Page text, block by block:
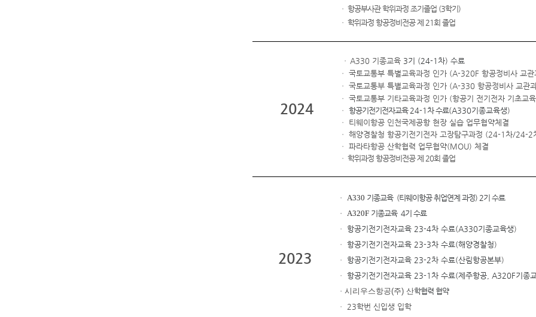
ㆍ 항공부사관 학위과정 조기졸업 (3학기)
ㆍ 학위과정 항공정비전공 제 21회 졸업
2024
ㆍ A330 기종교육 3기 (24-1 차) 수료
ㆍ 국토교통부 특별교육과정 인가 (A-320F 항공정비사 교관
ㆍ 국토교통부 특별교육과정 인가 (A-330 항공정비사 교관
ㆍ 국토교통부 기타교육과정 인가 (항공기 전기전자 기초교
ㆍ 항공기전기전자교육 24-1 차 수료(A330기종교육생)
ㆍ 티웨이항공 인천국제공항 현장 실습 업무협약체결
ㆍ 해양경찰청 항공기전기전자 고장탐구과정 (24-1차/24-2
ㆍ 파라타항공 산학협력 업무협약(MOU) 체결
ㆍ 학위과정 항공정비전공 제 20회 졸업
2023
ㆍ A330 기종교육 (티웨이항공 취업연계 과정) 2기 수료
ㆍ A320F 기종교육 4기 수료
ㆍ 항공기전기전자교육 23-4차 수료(A330기종교육생)
ㆍ 항공기전기전자교육 23-3차 수료(해양경찰청)
ㆍ 항공기전기전자교육 23-2차 수료(산림항공본부)
ㆍ 항공기전기전자교육 23-1 차 수료(제주항공, A320F기종
ㆍ 시리우스항공(주) 산학협력 협약
ㆍ 23학번 신입생 입학